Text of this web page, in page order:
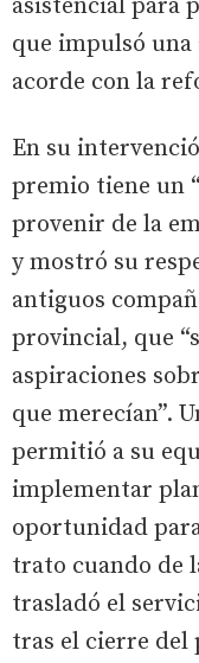
asistencial para
que impulsó
acorde con la
En su
premio tiene un
provenir de la
y mostró su
antiguos
provincial, que
aspiraciones
que merecían”.
permitió a su
implementar
oportunidad
trato cuando de
trasladó el
tras el cierre